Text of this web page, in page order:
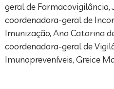
geral de Farmacovigilância,
coordenadora-geral de
Imunização, Ana Catarina
coordenadora-geral de
Imunopreveníveis, Greice